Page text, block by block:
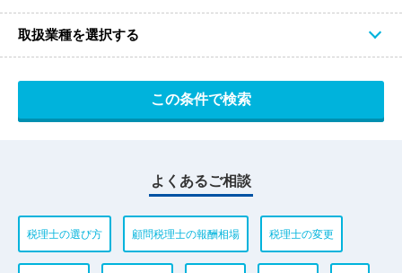
取扱業種を選択する
よくあるご相談
税理士の選び方 顧問税理士の報酬相場 税理士の変更